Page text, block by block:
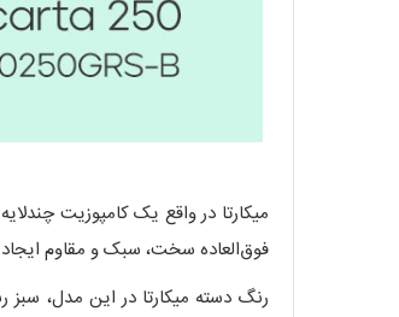
میکارتا در واقع یک کامپوزیت
فوق‌العاده سخت، سبک و مقاوم ایجاد
رنگ دسته میکارتا در این مدل،